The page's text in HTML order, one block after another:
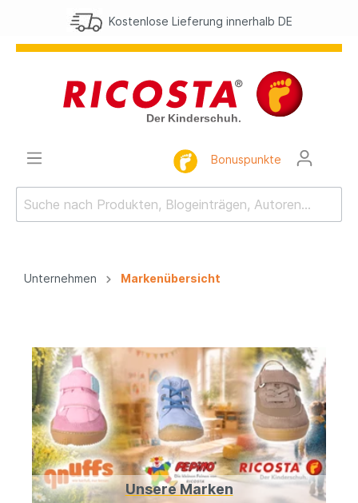
Kostenlose Lieferung innerhalb DE
Bonuspunkte
Unternehmen Markenübersicht
Unsere Marken